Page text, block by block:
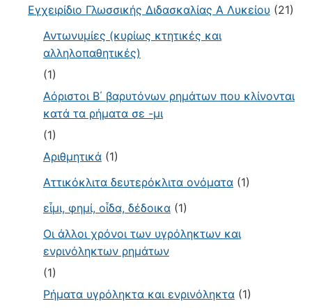
Εγχειρίδιο Γλωσσικής Διδασκαλίας Α Λυκείου (21)
Αντωνυμίες (κυρίως κτητικές και
αλληλοπαθητικές)
(1)
Αόριστοι Β΄ βαρυτόνων ρημάτων που κλίνονται
κατά τα ρήματα σε -μι
(1)
Αριθμητικά(1)
Αττικόκλιτα δευτερόκλιτα ονόματα(1)
εἶμι, φημί, οἶδα, δέδοικα(1)
Οι άλλοι χρόνοι των υγρόληκτων και
ενρινόληκτων ρημάτων
(1)
Ρήματα υγρόληκτα και ενρινόληκτα(1)